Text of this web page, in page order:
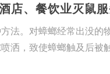
店、餐饮业灭鼠
法。对蟑螂经常出没的
洒，致使蟑螂触及后被